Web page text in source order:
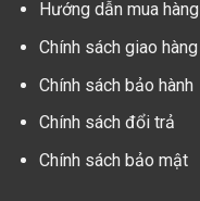
Hướng dẫn mua hàng
Chính sách giao hàng
Chính sách bảo hành
Chính sách đổi trả
Chính sách bảo mật